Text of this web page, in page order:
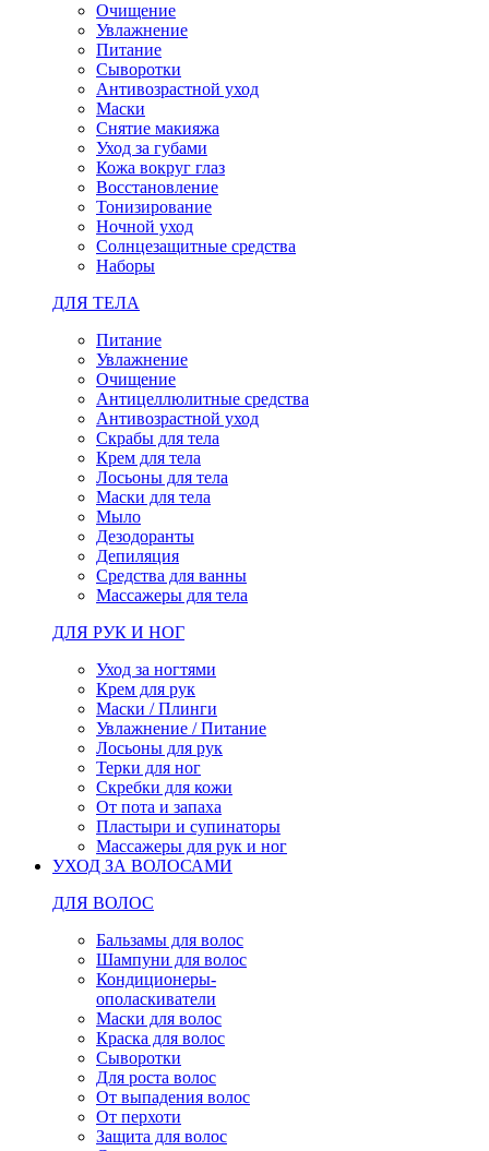
Очищение
Увлажнение
Питание
Сыворотки
Антивозрастной уход
Маски
Снятие макияжа
Уход за губами
Кожа вокруг глаз
Восстановление
Тонизирование
Ночной уход
Солнцезащитные средства
Наборы
ДЛЯ ТЕЛА
Питание
Увлажнение
Очищение
Антицеллюлитные средства
Антивозрастной уход
Скрабы для тела
Крем для тела
Лосьоны для тела
Маски для тела
Мыло
Дезодоранты
Депиляция
Средства для ванны
Массажеры для тела
ДЛЯ РУК И НОГ
Уход за ногтями
Крем для рук
Маски / Плинги
Увлажнение / Питание
Лосьоны для рук
Терки для ног
Скребки для кожи
От пота и запаха
Пластыри и супинаторы
Массажеры для рук и ног
УХОД ЗА ВОЛОСАМИ
ДЛЯ ВОЛОС
Бальзамы для волос
Шампуни для волос
Кондиционеры-
ополаскиватели
Маски для волос
Краска для волос
Сыворотки
Для роста волос
От выпадения волос
От перхоти
Защита для волос